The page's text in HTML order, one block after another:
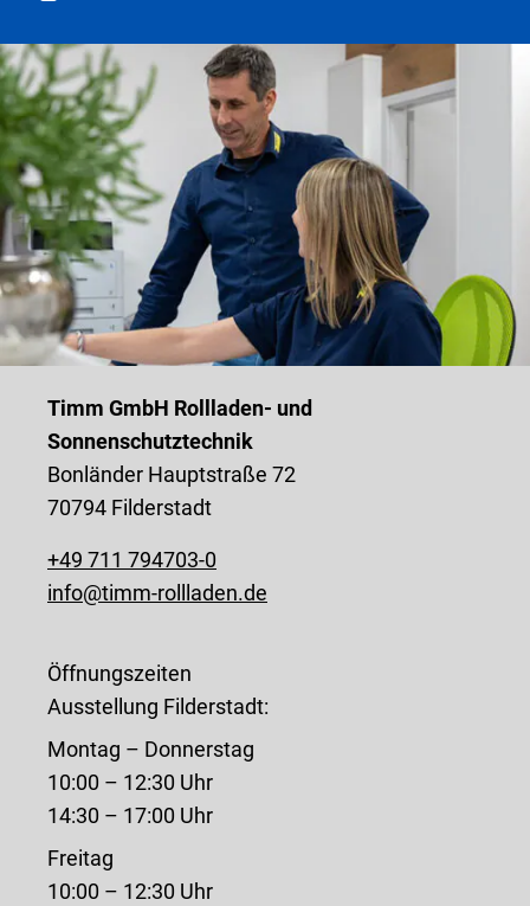
Timm GmbH Rollladen- und
Sonnenschutztechnik
Bonländer Hauptstraße 72
70794 Filderstadt
+49 711 794703-0
info@timm-rollladen.de
Öffnungszeiten
Ausstellung Filderstadt:
Montag – Donnerstag
10:00 – 12:30 Uhr
14:30 – 17:00 Uhr
Freitag
10:00 – 12:30 Uhr